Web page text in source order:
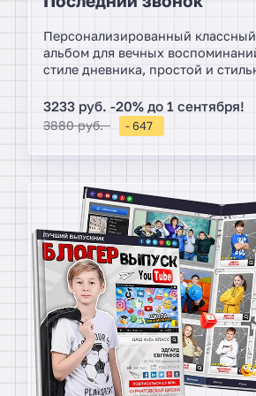
Персонализированный
альбом для вечных
стиле дневника, простой и
фотографиями. Портреты и
сделанные в нашей фотостудии,
на печатных разворотах,
композицию. Прекрасный выбор
3233 руб. -20% до 1 сентября!
3880 руб. - 647